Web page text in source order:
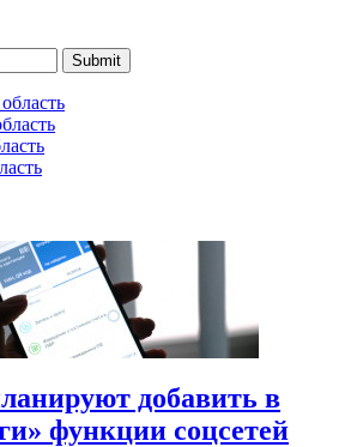
Submit
добавить в
функции соцсетей